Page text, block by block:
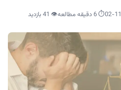
⏱️ 6 دقیقه مطالعه 👁️
41 بازدید